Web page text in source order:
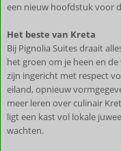
een nieuw hoofdstuk voor
Het beste van Kreta
Bij Pignolia Suites draait
het groen om je heen en
zijn ingericht met respect
eiland, opnieuw
meer leren over culinair
ligt een kast vol lokale
wachten.